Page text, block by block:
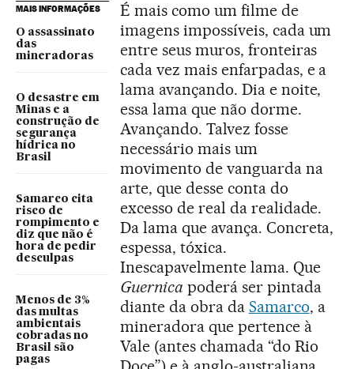
MAIS INFORMAÇÕES
O assassinato
das
mineradoras
O desastre em
Minas e a
construção de
segurança
hídrica no
Brasil
Samarco cita
risco de
rompimento e
diz que não é
hora de pedir
desculpas
Menos de 3%
das multas
ambientais
cobradas no
Brasil são
pagas
É mais como um filme de
imagens impossíveis, cada um
entre seus muros, fronteiras
cada vez mais enfarpadas, e a
lama avançando. Dia e noite,
essa lama que não dorme.
Avançando. Talvez fosse
necessário mais um
movimento de vanguarda na
arte, que desse conta do
excesso de real da realidade.
Da lama que avança. Concreta,
espessa, tóxica.
Inescapavelmente lama. Que
Guernica poderá ser pintada
diante da obra da Samarco, a
mineradora que pertence à
Vale (antes chamada “do Rio